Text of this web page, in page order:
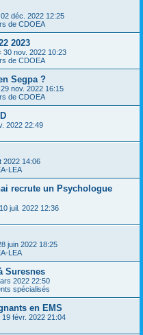
02 déc. 2022 12:25
de CDOEA
2023
30 nov. 2022 10:23
de CDOEA
Segpa ?
29 nov. 2022 16:15
de CDOEA
2022 22:49
2022 14:06
LEA
recrute un Psychologue
10 juil. 2022 12:36
juin 2022 18:25
LEA
Suresnes
2022 22:50
spécialisés
en EMS
19 févr. 2022 21:04